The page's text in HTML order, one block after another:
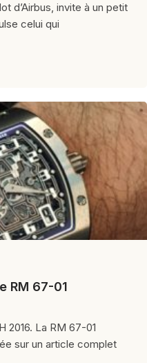
d’Airbus, invite à un petit
celui qui
RM 67-01
2016. La RM 67-01
sur un article complet